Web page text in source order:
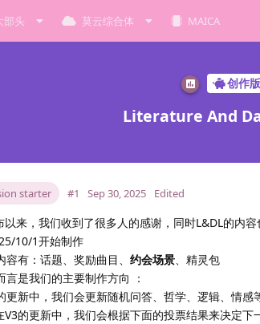
部头 莫云综合体 MAICA
创作版
Literature And
starter #1 Sep 30, 2025 Edited
以来，我们收到了很多人的感谢，同时L&DL的内
10/1开始制作
有：话题、奖励曲目、 约会场景、精灵包
言是我们的主要制作方向 ：
更新中，我们会更新随机问答、哲学、逻辑、情感
V3的更新中，我们会根据下面的投票结果来决定下